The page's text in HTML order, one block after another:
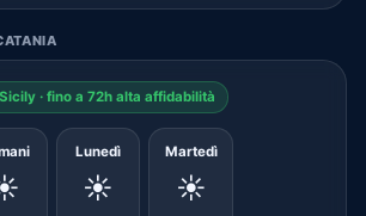
· fino a 72h alta affidabilità
Lunedì
☀️
Martedì
☀️